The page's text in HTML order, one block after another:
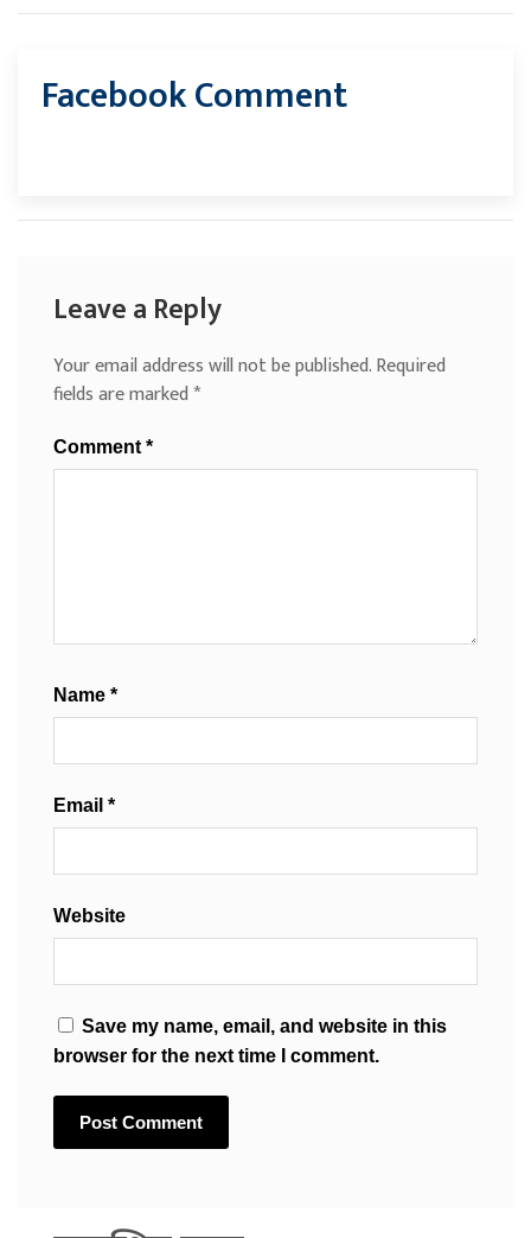
Facebook Comment
Leave a Reply
Your email address will not be published.Required
fields are marked*
Comment*
Name *
Email *
Website
Save my name, email, and website in this
browser for the next time I comment.